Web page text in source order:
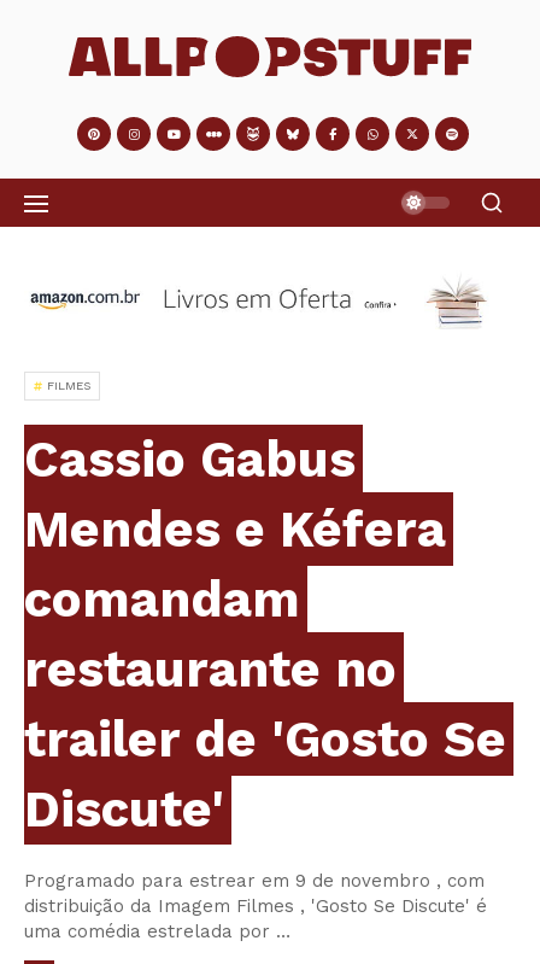
FILMES
Cassio Gabus
Mendes e Kéfera
comandam
restaurante no
trailer de 'Gosto Se
Discute'
Programado para estrear em 9 de novembro , com
distribuição da Imagem Filmes , 'Gosto Se Discute' é
uma comédia estrelada por …